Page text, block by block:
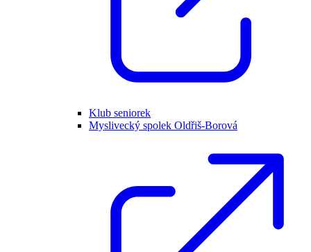
Klub seniorek
Myslivecký spolek Oldřiš-Borová